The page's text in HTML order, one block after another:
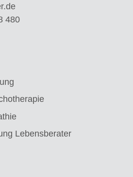
480
Lebensberater